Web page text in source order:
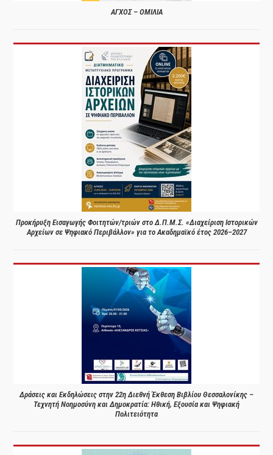
ΑΓΧΟΣ – ΟΜΙΛΙΑ
Προκήρυξη Εισαγωγής Φοιτητών/τριών στο Δ.Π.Μ.Σ. «Διαχείριση Ιστορικών
Αρχείων σε Ψηφιακό Περιβάλλον» για το Ακαδημαϊκό έτος 2026–2027
Δράσεις και Εκδηλώσεις στην 22η Διεθνή Έκθεση Βιβλίου Θεσσαλονίκης –
Τεχνητή Νοημοσύνη και Δημοκρατία: Ηθική, Εξουσία και Ψηφιακή
Πολιτειότητα